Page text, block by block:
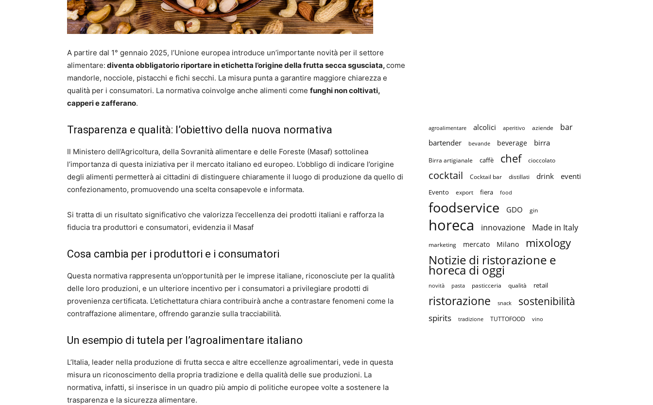
A partire dal 1° gennaio 2025, l’Unione europea introduce un’importante novità per il settore
alimentare: diventa obbligatorio riportare in etichetta l’origine della frutta secca sgusciata,come
mandorle, nocciole, pistacchi e fichi secchi. La misura punta a garantire maggiore chiarezza e
qualità per i consumatori. La normativa coinvolge anche alimenti come funghi non coltivati,
capperi e zafferano.
Trasparenza e qualità: l’obiettivo della nuova normativa
Il Ministero dell’Agricoltura, della Sovranità alimentare e delle Foreste (Masaf) sottolinea
l’importanza di questa iniziativa per il mercato italiano ed europeo. L’obbligo di indicare l’origine
degli alimenti permetterà ai cittadini di distinguere chiaramente il luogo di produzione da quello di
confezionamento, promuovendo una scelta consapevole e informata.
Si tratta di un risultato significativo che valorizza l’eccellenza dei prodotti italiani e rafforza la
fiducia tra produttori e consumatori, evidenzia il Masaf
Cosa cambia per i produttori e i consumatori
Questa normativa rappresenta un’opportunità per le imprese italiane, riconosciute per la qualità
delle loro produzioni, e un ulteriore incentivo per i consumatori a privilegiare prodotti di
provenienza certificata. L’etichettatura chiara contribuirà anche a contrastare fenomeni come la
contraffazione alimentare, offrendo garanzie sulla tracciabilità.
Un esempio di tutela per l’agroalimentare italiano
L’Italia, leader nella produzione di frutta secca e altre eccellenze agroalimentari, vede in questa
misura un riconoscimento della propria tradizione e della qualità delle sue produzioni. La
normativa, infatti, si inserisce in un quadro più ampio di politiche europee volte a sostenere la
trasparenza e la sicurezza alimentare.
agroalimentare alcolici aperitivo aziende bar
bartender bevande beverage birra
Birra artigianale caffè chef cioccolato
cocktail Cocktail bar distillati drink eventi
Evento export fiera food
foodservice GDO gin
horeca innovazione Made in Italy
marketing mercato Milano mixology
Notizie di ristorazione e
horeca di oggi
novità pasta pasticceria qualità retail
ristorazione snack sostenibilità
spirits tradizione TUTTOFOOD vino